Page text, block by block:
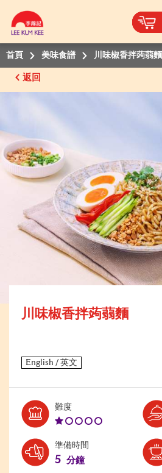
首頁 美味食譜 川味椒香拌蒟蒻麵
返回
川味椒香拌蒟蒻麵
難度Level:
準備時間
5 分鐘